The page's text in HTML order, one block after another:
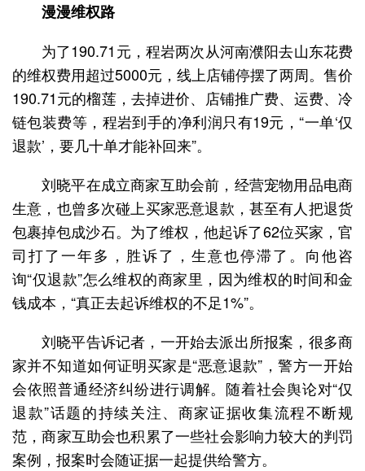
漫漫维权路
为了190.71元，程岩两次从河南濮阳去山东花费
的维权费用超过5000元，线上店铺停摆了两周。售价
190.71元的榴莲，去掉进价、店铺推广费、运费、冷
链包装费等，程岩到手的净利润只有19元，“一单‘仅
退款’，要几十单才能补回来”。
刘晓平在成立商家互助会前，经营宠物用品电商
生意，也曾多次碰上买家恶意退款，甚至有人把退货
包裹掉包成沙石。为了维权，他起诉了62位买家，官
司打了一年多，胜诉了，生意也停滞了。向他咨
询“仅退款”怎么维权的商家里，因为维权的时间和金
钱成本，“真正去起诉维权的不足1%”。
刘晓平告诉记者，一开始去派出所报案，很多商
家并不知道如何证明买家是“恶意退款”，警方一开始
会依照普通经济纠纷进行调解。随着社会舆论对“仅
退款”话题的持续关注、商家证据收集流程不断规
范，商家互助会也积累了一些社会影响力较大的判罚
案例，报案时会随证据一起提供给警方。